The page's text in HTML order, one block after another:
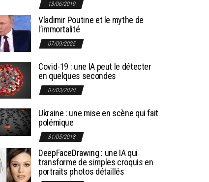
13/06/2019
Vladimir Poutine et le mythe de
l’immortalité
07/09/2025
Covid-19 : une IA peut le détecter
en quelques secondes
07/03/2020
Ukraine : une mise en scène qui fait
polémique
31/05/2018
DeepFaceDrawing : une IA qui
transforme de simples croquis en
portraits photos détaillés